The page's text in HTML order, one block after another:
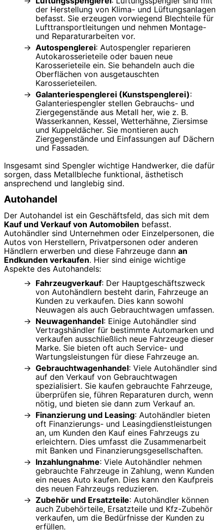
der Herstellung von Klima- und Lüftungsanlagen
befasst. Sie erzeugen vorwiegend Blechteile für
Lufttransportleitungen und nehmen Montage-
und Reparaturarbeiten vor.
Autospenglerei: Autospengler reparieren
Autokarosserieteile oder bauen neue
Karosserieteile ein. Sie behandeln auch die
Oberflächen von ausgetauschten
Karosserieteilen.
Galanteriespenglerei (Kunstspenglerei):
Galanteriespengler stellen Gebrauchs- und
Ziergegenstände aus Metall her, wie z. B.
Wasserkannen, Kessel, Wetterhähne, Ziersimse
und Kuppeldächer. Sie montieren auch
Ziergegenstände und Einfassungen auf Dächern
und Fassaden.
Insgesamt sind Spengler wichtige Handwerker, die dafür
sorgen, dass Metallbleche funktional, ästhetisch
ansprechend und langlebig sind.
Autohandel
Der Autohandel ist ein Geschäftsfeld, das sich mit dem
Kauf und Verkauf von Automobilen befasst.
Autohändler sind Unternehmen oder Einzelpersonen, die
Autos von Herstellern, Privatpersonen oder anderen
Händlern erwerben und diese Fahrzeuge dann an
Endkunden verkaufen. Hier sind einige wichtige
Aspekte des Autohandels:
Fahrzeugverkauf: Der Hauptgeschäftszweck
von Autohändlern besteht darin, Fahrzeuge an
Kunden zu verkaufen. Dies kann sowohl
Neuwagen als auch Gebrauchtwagen umfassen.
Neuwagenhandel: Einige Autohändler sind
Vertragshändler für bestimmte Automarken und
verkaufen ausschließlich neue Fahrzeuge dieser
Marke. Sie bieten oft auch Service- und
Wartungsleistungen für diese Fahrzeuge an.
Gebrauchtwagenhandel: Viele Autohändler sind
auf den Verkauf von Gebrauchtwagen
spezialisiert. Sie kaufen gebrauchte Fahrzeuge,
überprüfen sie, führen Reparaturen durch, wenn
nötig, und bieten sie dann zum Verkauf an.
Finanzierung und Leasing: Autohändler bieten
oft Finanzierungs- und Leasingdienstleistungen
an, um Kunden den Kauf eines Fahrzeugs zu
erleichtern. Dies umfasst die Zusammenarbeit
mit Banken und Finanzierungsgesellschaften.
Inzahlungnahme: Viele Autohändler nehmen
gebrauchte Fahrzeuge in Zahlung, wenn Kunden
ein neues Auto kaufen. Dies kann den Kaufpreis
des neuen Fahrzeugs reduzieren.
Zubehör und Ersatzteile: Autohändler können
auch Zubehörteile, Ersatzteile und Kfz-Zubehör
verkaufen, um die Bedürfnisse der Kunden zu
erfüllen.